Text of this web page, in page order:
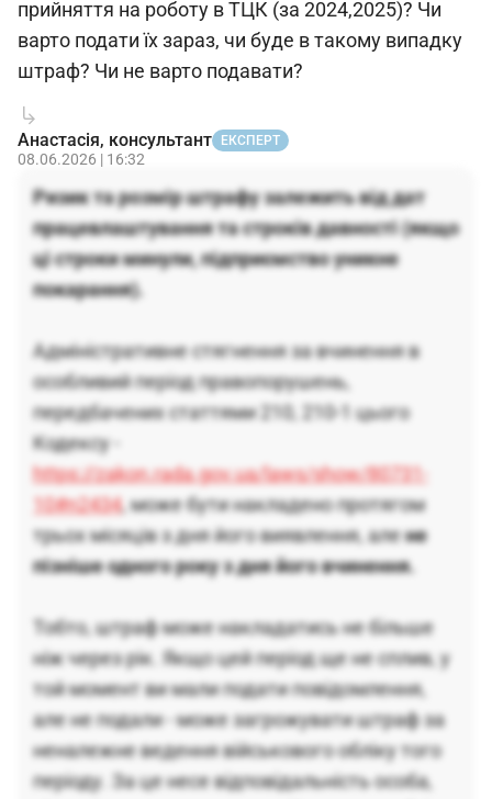
прийняття на роботу в ТЦК (за 2024,2025)? Чи
варто подати їх зараз, чи буде в такому випадку
штраф? Чи не варто подавати?
Анастасія, консультант ЕКСПЕРТ
08.06.2026 | 16:32
Ризик та розмір штрафу залежить від дат
працевлаштування та строків давності (якщо
ці строки минули, підприємство уникне
покарання).
Адміністративне стягнення за вчинення в
особливий період правопорушень,
передбачених статтями 210, 210-1 цього
Кодексу -
https://zakon.rada.gov.ua/laws/show/80731-
10#n2434, може бути накладено протягом
трьох місяців з дня його виявлення, алене
пізніше одного року з дня його вчинення.
Тобто, штраф може накладатись не більше
ніж через рік. Якщо цей період ще не сплив, у
той момент ви мали подати повідомлення,
але не подали - може загрожувати штраф за
неналежне ведення військового обліку того
періоду. За це несе відповідальність особа,